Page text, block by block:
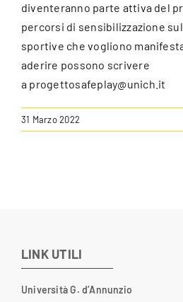
Contatti
Log In
diventeranno parte attiva del
percorsi di sensibilizzazione
sportive che vogliono
aderire possono scrivere
a progettosafeplay@unich.it
31 Marzo 2022
LINK UTILI
Università G. d’Annunzio